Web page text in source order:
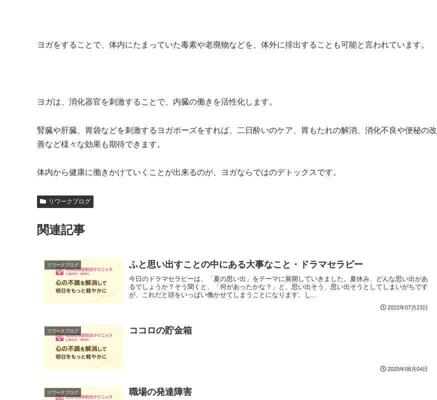
ヨガをすることで、体内にたまっていた毒素や老廃物などを、体外に排出することも可能と言われています。
ヨガは、消化器官を刺激することで、内臓の働きを活性化します。
腎臓や肝臓、胃袋などを刺激するヨガポーズをすれば、二日酔いのケア、胃もたれの解消、消化不良や便秘の改
善など様々な効果も期待できます。
体内から健康に働きかけていくことが出来るのが、ヨガならではのデトックスです。
リワークブログ
関連記事
リワークブログ ふと思い出すことの中にある大事なこと・ドラマセラピー
今日のドラマセラピーは、「夏の思い出」をテーマに展開していきました。夏休み、どんな思い出があ
るでしょうか？そう聞くと、「何があったかな？」と、思い出そう、思い出そうとしてしまいがちです
が、これだと頭をいっぱい働かせてしまうことになります。し...
2022年07月23日
リワークブログ ココロの貯金箱
2020年08月04日
リワークブログ 職場の発達障害